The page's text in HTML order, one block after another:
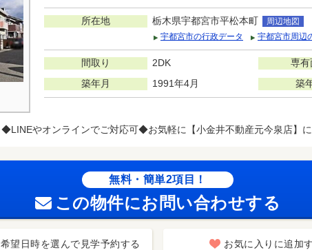
所在地 栃木県宇都宮市平松本町
周辺地図
宇都宮市の行政データ
宇都宮市周辺
間取り 2DK
専有
築年月
1991年4月 築
◆LINEやオンラインでご対応可◆お気軽に【小金井不動産元今泉店】
無料・簡単2項目！
この物件にお問い合わせする
希望日時を選んで見学予約する お気に入りに追加